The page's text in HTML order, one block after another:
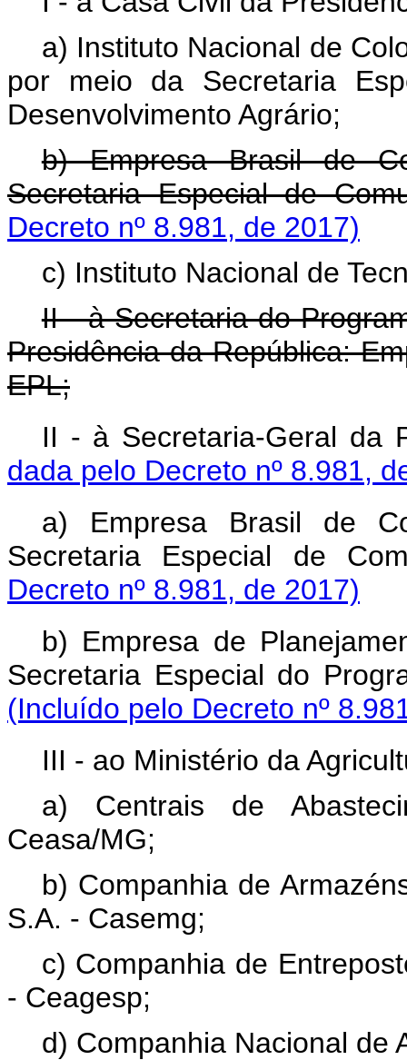
a) Instituto Nacional de
por meio da Secretaria
Desenvolvimento Agrário;
b) Empresa Brasil de
Secretaria Especial de
Decreto nº 8.981, de 2017)
c) Instituto Nacional de
II - à Secretaria do
Presidência da República:
EPL;
II - à Secretaria-Geral da
dada pelo Decreto nº 8.981,
a) Empresa Brasil de
Secretaria Especial de
Decreto nº 8.981, de 2017)
b) Empresa de
Secretaria Especial do
(Incluído pelo Decreto nº
III - ao Ministério da
a) Centrais de
Ceasa/MG;
b) Companhia de
S.A. - Casemg;
c) Companhia de
- Ceagesp;
d) Companhia Nacional de